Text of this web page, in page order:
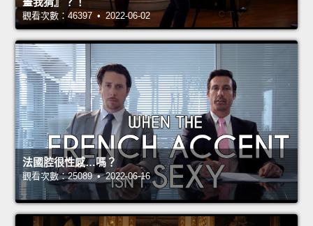
觀看次數：46397 • 2022-06-02
法國腔很性感…嗎？
觀看次數：25089 • 2022-06-16